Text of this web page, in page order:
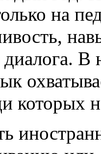
на
которых